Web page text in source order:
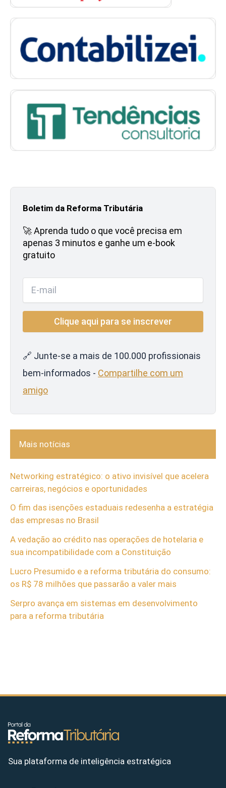
Boletim da Reforma Tributária
🚀 Aprenda tudo o que você precisa em
apenas 3 minutos e ganhe um e-book
gratuito
🔗 Junte-se a mais de 100.000 profissionais
bem-informados - Compartilhe com um
amigo
Mais notícias
Networking estratégico: o ativo invisível que acelera
carreiras, negócios e oportunidades
O fim das isenções estaduais redesenha a estratégia
das empresas no Brasil
A vedação ao crédito nas operações de hotelaria e
sua incompatibilidade com a Constituição
Lucro Presumido e a reforma tributária do consumo:
os R$ 78 milhões que passarão a valer mais
Serpro avança em sistemas em desenvolvimento
para a reforma tributária
Sua plataforma de inteligência estratégica